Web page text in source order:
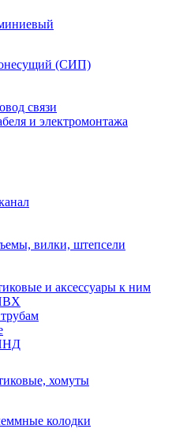
(СИП)
связи
и электромонтажа
вилки, штепсели
и аксессуары к ним
хомуты
колодки